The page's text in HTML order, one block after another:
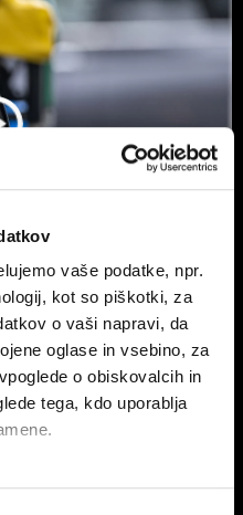
vaše podatke, npr.
kot so piškotki, za
o vaši napravi, da
oglase in vsebino, za
o obiskovalcih in
tega, kdo uporablja
v Slovenijo in ali
nafte brent podražil za
na bencinskih črpalkah
njihove derivate.